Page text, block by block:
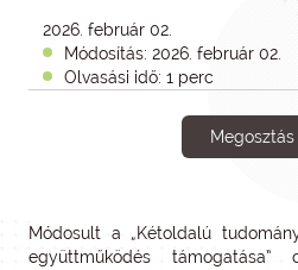
2026. február 02.
Módosítás: 2026. február 02.
Olvasási idő: 1 perc
Megosztás
Módosult a „Kétoldalú
együttműködés támogatása”